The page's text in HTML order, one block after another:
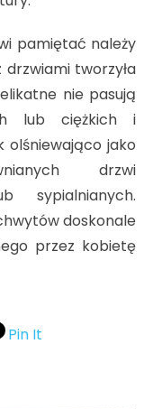
pamiętać należy
tworzyła
nie pasują
lub ciężkich i
olśniewająco jako
drzwi
sypialnianych.
doskonale
przez kobietę
Pin It